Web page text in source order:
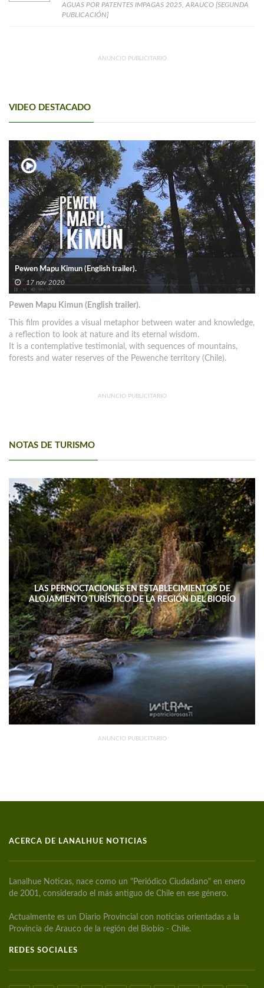
AGUAS POR PATENTES IMPAGAS 2025, ARAUCO [SEGUNDA
PUBLICACIÓN]
ANUNCIO PUBLICITARIO
VIDEO DESTACADO
Pewen Mapu Kimun (English trailer).
17 nov 2020
Pewen Mapu Kimun (English trailer).
This film provides a visual metaphor between water and knowledge,
a reflection to look at nature and its eternal wisdom.
It is a contemplative testimonial, with sequences of mountains,
forests and water reserves of the Pewenche territory (Chile).
ANUNCIO PUBLICITARIO
NOTAS DE TURISMO
LAS PERNOCTACIONES EN ESTABLECIMIENTOS DE
ALOJAMIENTO TURÍSTICO DE LA REGIÓN DEL BIOBÍO
DISMINUYERON 15,4% INTERANUAL
ANUNCIO PUBLICITARIO
ACERCA DE LANALHUE NOTICIAS
Lanalhue Noticas, nace como un "Periódico Ciudadano" en enero
de 2001, considerado el más antiguo de Chile en ese género.
Actualmente es un Diario Provincial con noticias orientadas a la
Provincia de Arauco de la región del Biobío - Chile.
REDES SOCIALES